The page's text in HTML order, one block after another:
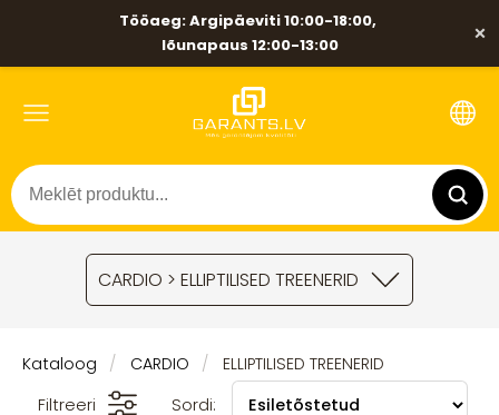
Tööaeg: Argipäeviti 10:00-18:00,
lõunapaus 12:00-13:00
×
CARDIO > ELLIPTILISED TREENERID
Kataloog CARDIO
ELLIPTILISED TREENERID
Filtreeri
Sordi: